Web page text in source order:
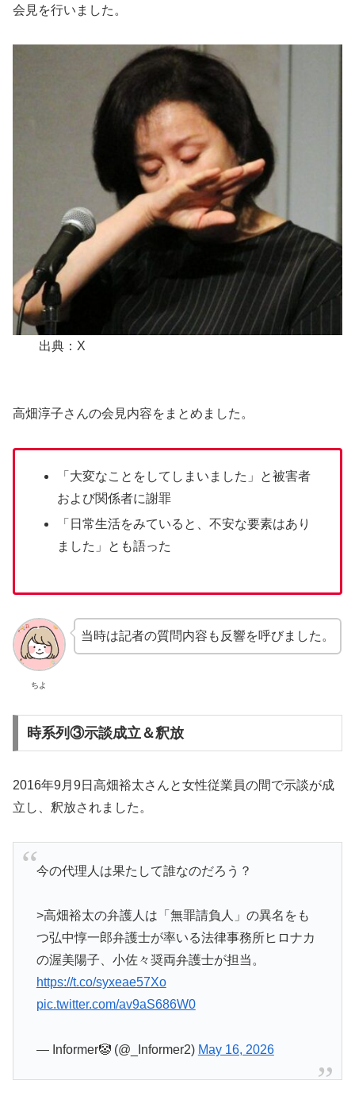
会見を行いました。
出典：X
高畑淳子さんの会見内容をまとめました。
「大変なことをしてしまいました」と被害者
および関係者に謝罪
「日常生活をみていると、不安な要素はあり
ました」とも語った
ちよ
当時は記者の質問内容も反響を呼びました。
時系列③示談成立＆釈放
2016年9月9日高畑裕太さんと女性従業員の間で示談が成
立し、釈放されました。
今の代理人は果たして誰なのだろう？
>高畑裕太の弁護人は「無罪請負人」の異名をも
つ弘中惇一郎弁護士が率いる法律事務所ヒロナカ
の渥美陽子、小佐々奨両弁護士が担当。
https://t.co/syxeae57Xo
pic.twitter.com/av9aS686W0
— Informer🤡 (@_Informer2) May 16, 2026